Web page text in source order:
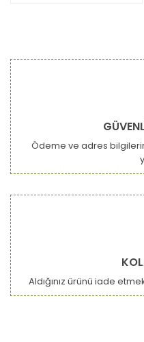
Ödeme ve adres
Aldığınız ürünü iade